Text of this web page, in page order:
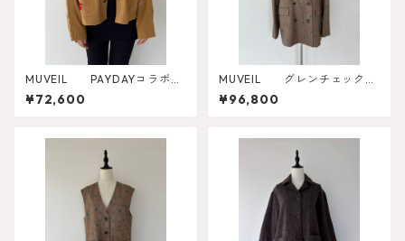
MUVEIL PAYDAYコラボジ
ャケット MA262FJK701
¥72,600
MUVEIL グレンチェックロ
ーズ刺繍ジャケット MA262F
JK002
¥96,800